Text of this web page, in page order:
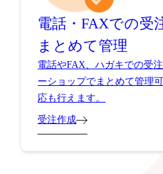
電話・FAXでの受
まとめて管理
電話やFAX、ハガキでの受
ーショップでまとめて管理
応も行えます。
受注作成